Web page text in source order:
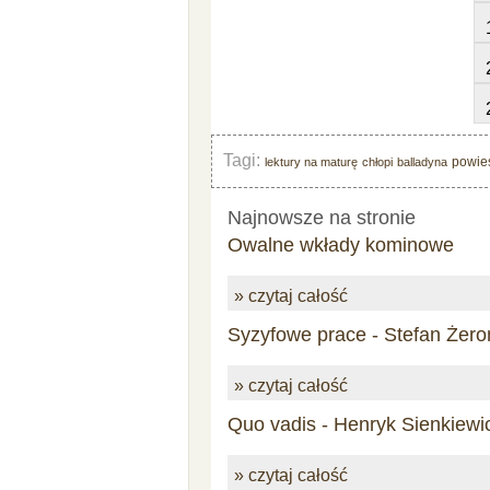
Tagi: lektury na maturę chłopi balladyna
Najnowsze na stronie
Owalne wkłady kominowe
» czytaj całość
Syzyfowe prace - Stefan
» czytaj całość
Quo vadis - Henryk
» czytaj całość